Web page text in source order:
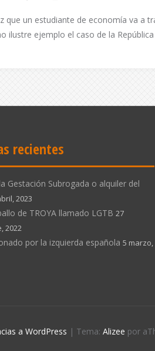
que un estudiante de economía va a
ilustre ejemplo el caso de la
recientes
Gestación Subrogada o alquiler del
2023
de TROYA llamado LGTB 27
2022
por la izquierda española 5 marzo,
a WordPress | Tema: Alizee por